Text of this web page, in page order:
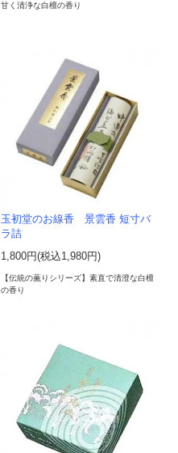
甘く清浄な白檀の香り
玉初堂のお線香 景雲香 短寸バ
ラ詰
1,800円(税込1,980円)
【伝統の薫りシリーズ】素直で清澄な白檀
の香り